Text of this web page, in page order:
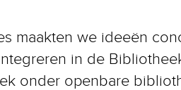
maakten we ideeën
in de
onder openbare